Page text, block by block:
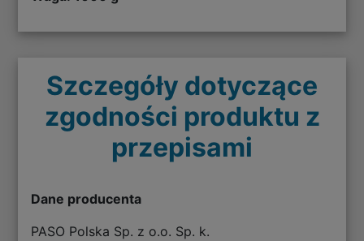
Szczegóły dotyczące
zgodności produktu z
przepisami
Dane producenta
PASO Polska Sp. z o.o. Sp. k.